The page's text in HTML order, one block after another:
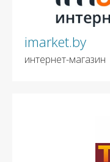
imarket.by
интернет-магазин